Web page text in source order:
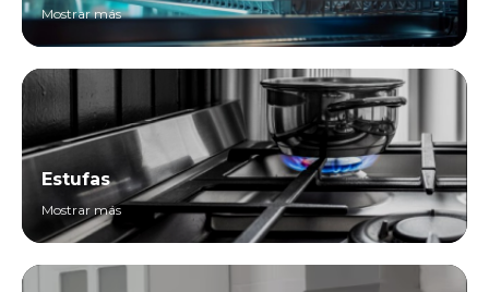
Mostrar más
Estufas
Mostrar más